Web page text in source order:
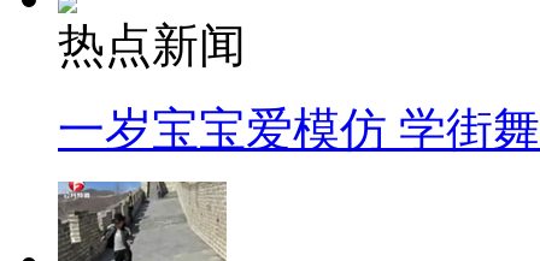
热点新闻
一岁宝宝爱模仿 学街